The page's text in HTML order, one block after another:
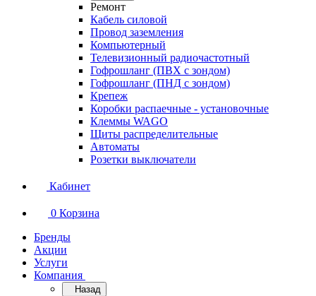
Ремонт
Кабель силовой
Провод заземления
Компьютерный
Телевизионный радиочастотный
Гофрошланг (ПВХ с зондом)
Гофрошланг (ПНД с зондом)
Крепеж
Коробки распаечные - установочные
Клеммы WAGO
Щиты распределительные
Автоматы
Розетки выключатели
Кабинет
0 Корзина
Бренды
Акции
Услуги
Компания
Назад